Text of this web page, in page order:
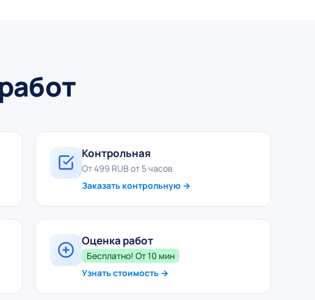
Контрольная
От 499 RUB от 5 часов
Заказать контрольную →
Оценка работ
Бесплатно! От 10 мин
Узнать стоимость →